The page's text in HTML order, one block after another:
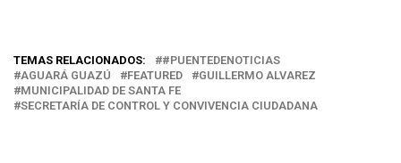
TEMAS RELACIONADOS:
#PUENTEDENOTICIAS
AGUARÁ GUAZÚ
FEATURED
GUILLERMO ALVAREZ
MUNICIPALIDAD DE SANTA FE
SECRETARÍA DE CONTROL Y CONVIVENCIA CIUDADANA